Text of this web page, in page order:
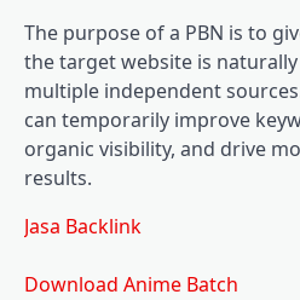
The purpose of a PBN is to
the target website is
multiple independent
can temporarily improve
organic visibility, and drive
results.
Jasa Backlink
Download Anime Batch